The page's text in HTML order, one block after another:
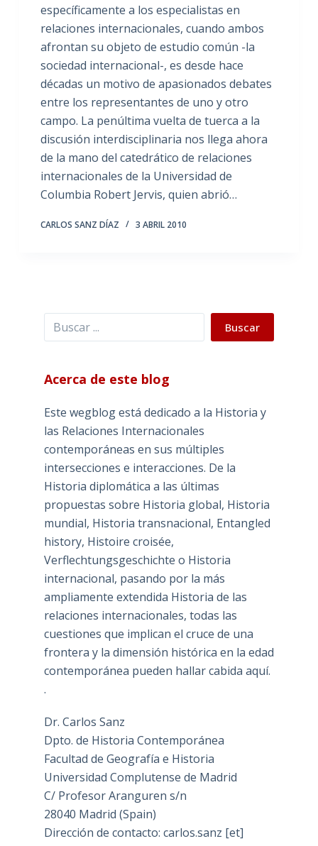
específicamente a los especialistas en
relaciones internacionales, cuando ambos
afrontan su objeto de estudio común -la
sociedad internacional-, es desde hace
décadas un motivo de apasionados debates
entre los representantes de uno y otro
campo. La penúltima vuelta de tuerca a la
discusión interdisciplinaria nos llega ahora
de la mano del catedrático de relaciones
internacionales de la Universidad de
Columbia Robert Jervis, quien abrió…
CARLOS SANZ DÍAZ 3 ABRIL 2010
Buscar Buscar
Acerca de este blog
Este wegblog está dedicado a la Historia y
las Relaciones Internacionales
contemporáneas en sus múltiples
intersecciones e interacciones. De la
Historia diplomática a las últimas
propuestas sobre Historia global, Historia
mundial, Historia transnacional, Entangled
history, Histoire croisée,
Verflechtungsgeschichte o Historia
internacional, pasando por la más
ampliamente extendida Historia de las
relaciones internacionales, todas las
cuestiones que implican el cruce de una
frontera y la dimensión histórica en la edad
contemporánea pueden hallar cabida aquí.
.
Dr. Carlos Sanz
Dpto. de Historia Contemporánea
Facultad de Geografía e Historia
Universidad Complutense de Madrid
C/ Profesor Aranguren s/n
28040 Madrid (Spain)
Dirección de contacto: carlos.sanz [et]